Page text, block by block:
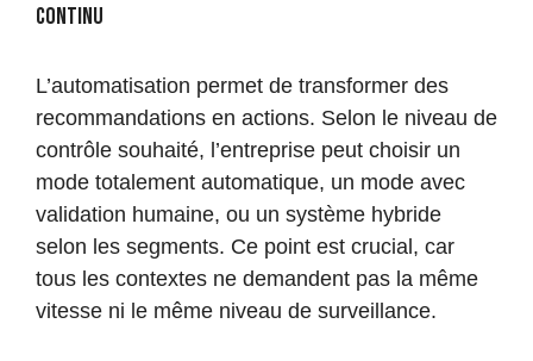
continu
L’automatisation permet de transformer des
recommandations en actions. Selon le niveau de
contrôle souhaité, l’entreprise peut choisir un
mode totalement automatique, un mode avec
validation humaine, ou un système hybride
selon les segments. Ce point est crucial, car
tous les contextes ne demandent pas la même
vitesse ni le même niveau de surveillance.